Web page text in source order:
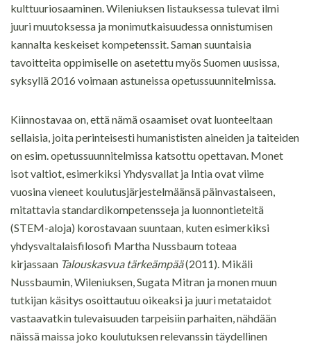
kulttuuriosaaminen. Wileniuksen listauksessa tulevat ilmi
juuri muutoksessa ja monimutkaisuudessa onnistumisen
kannalta keskeiset kompetenssit. Saman suuntaisia
tavoitteita oppimiselle on asetettu myös Suomen uusissa,
syksyllä 2016 voimaan astuneissa opetussuunnitelmissa.
Kiinnostavaa on, että nämä osaamiset ovat luonteeltaan
sellaisia, joita perinteisesti humanististen aineiden ja taiteiden
on esim. opetussuunnitelmissa katsottu opettavan. Monet
isot valtiot, esimerkiksi Yhdysvallat ja Intia ovat viime
vuosina vieneet koulutusjärjestelmäänsä päinvastaiseen,
mitattavia standardikompetensseja ja luonnontieteitä
(STEM-aloja) korostavaan suuntaan, kuten esimerkiksi
yhdysvaltalaisfilosofi Martha Nussbaum toteaa
kirjassaan Talouskasvua tärkeämpää(2011). Mikäli
Nussbaumin, Wileniuksen, Sugata Mitran ja monen muun
tutkijan käsitys osoittautuu oikeaksi ja juuri metataidot
vastaavatkin tulevaisuuden tarpeisiin parhaiten, nähdään
näissä maissa joko koulutuksen relevanssin täydellinen